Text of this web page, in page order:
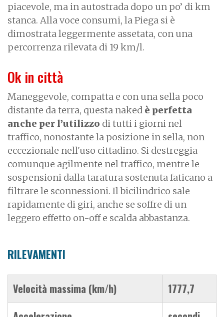
piacevole, ma in autostrada dopo un po’ di km
stanca. Alla voce consumi, la Piega si è
dimostrata leggermente assetata, con una
percorrenza rilevata di 19 km/l.
Ok in città
Maneggevole, compatta e con una sella poco
distante da terra, questa naked è perfetta
anche per l’utilizzo di tutti i giorni nel
traffico, nonostante la posizione in sella, non
eccezionale nell'uso cittadino. Si destreggia
comunque agilmente nel traffico, mentre le
sospensioni dalla taratura sostenuta faticano a
filtrare le sconnessioni. Il bicilindrico sale
rapidamente di giri, anche se soffre di un
leggero effetto on-off e scalda abbastanza.
RILEVAMENTI
Velocità massima (km/h)
1777,7